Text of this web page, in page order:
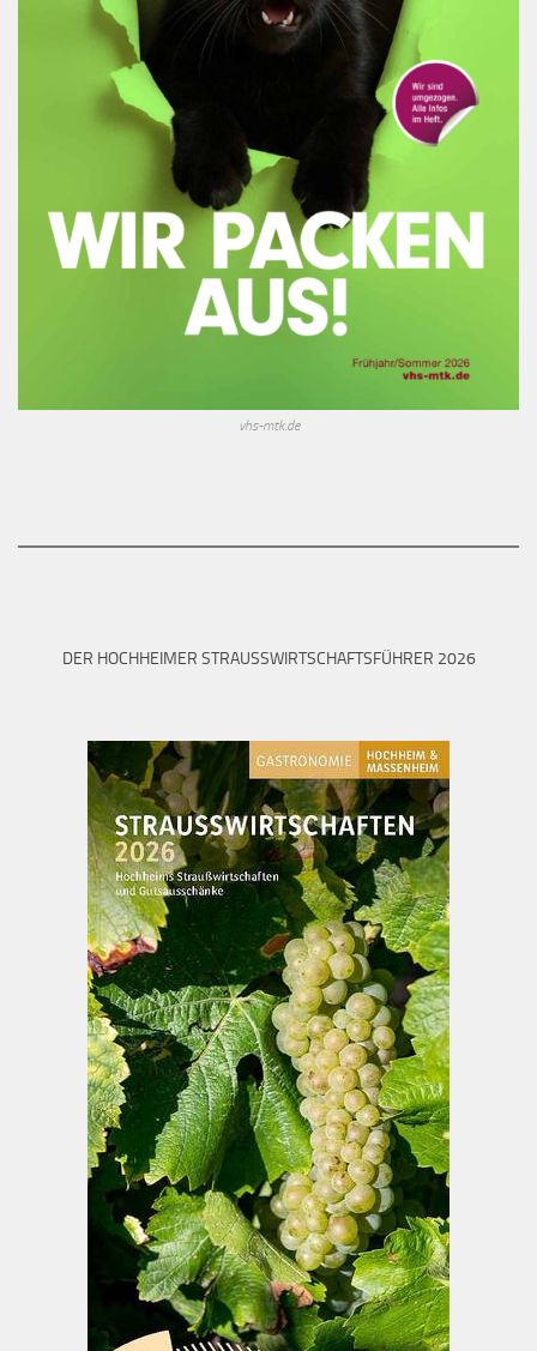
vhs-mtk.de
DER HOCHHEIMER STRAUSSWIRTSCHAFTSFÜHRER 2026